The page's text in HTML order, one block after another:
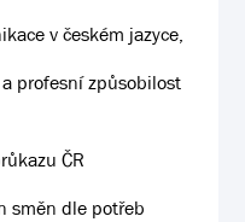
v českém jazyce,
profesní způsobilost
ČR
směn dle potřeb